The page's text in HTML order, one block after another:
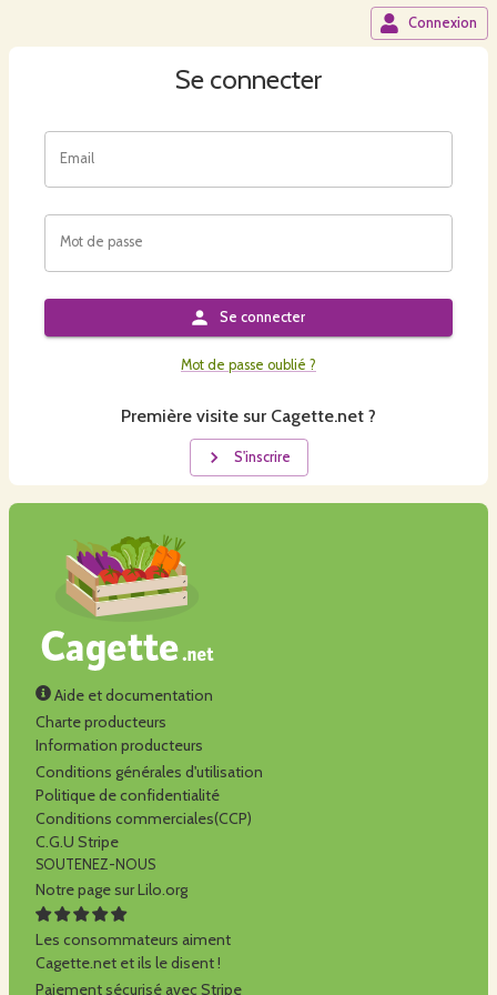
Connexion
Se connecter
Email
Mot de passe
Se connecter
Mot de passe oublié ?
Première visite sur Cagette.net ?
S'inscrire
Aide et documentation
Charte producteurs
Information producteurs
Conditions générales d'utilisation
Politique de confidentialité
Conditions commerciales(CCP)
C.G.U Stripe
SOUTENEZ-NOUS
Notre page sur Lilo.org
Les consommateurs aiment
Cagette.net et ils le disent !
Paiement sécurisé avec Stripe